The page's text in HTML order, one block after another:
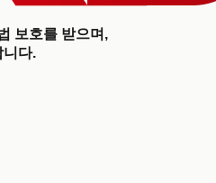
보호를 받으며,
니다.